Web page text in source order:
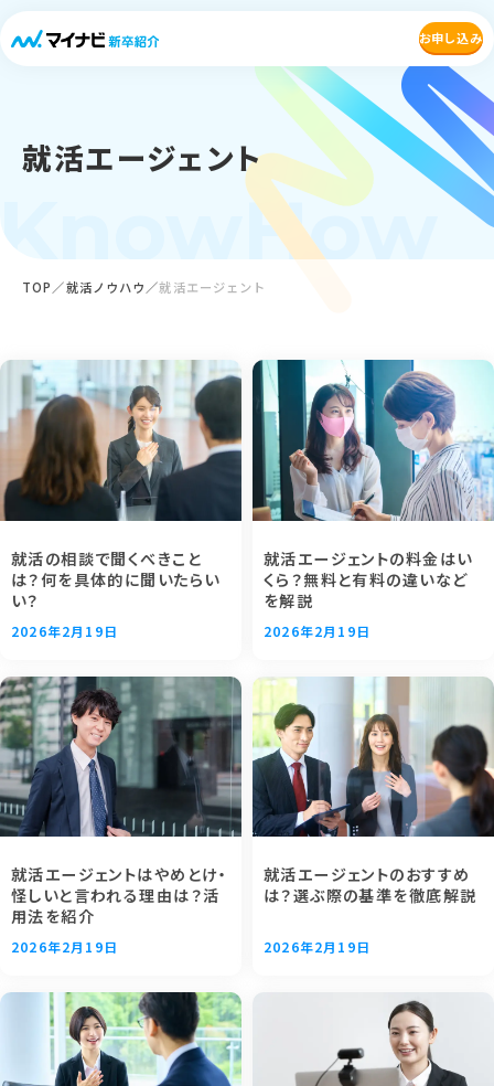
お申し込み
就活エージェント
TOP 就活ノウハウ 就活エージェント
就活の相談で聞くべきこと
は？何を具体的に聞いたらい
い？
2026年2月19日
就活エージェントの料金はい
くら？無料と有料の違いなど
を解説
2026年2月19日
就活エージェントはやめとけ・
怪しいと言われる理由は？活
用法を紹介
2026年2月19日
就活エージェントのおすすめ
は？選ぶ際の基準を徹底解説
2026年2月19日